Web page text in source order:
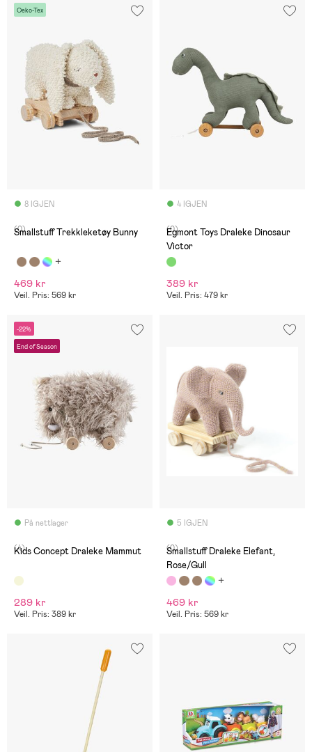
Oeko-Tex
8 IGJEN
(0)
Smallstuff Trekkleketøy Bunny
469 kr
Veil. Pris: 569 kr
4 IGJEN
(0)
Egmont Toys Draleke Dinosaur
Victor
389 kr
Veil. Pris: 479 kr
-22%
End of Season
På nettlager
(4)
Kids Concept Draleke Mammut
289 kr
Veil. Pris: 389 kr
5 IGJEN
(0)
Smallstuff Draleke Elefant,
Rose/Gull
469 kr
Veil. Pris: 569 kr